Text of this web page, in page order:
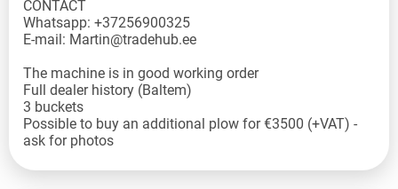
CONTACT
Whatsapp: +37256900325
E-mail: Martin@tradehub.ee
The machine is in good working order
Full dealer history (Baltem)
3 buckets
Possible to buy an additional plow for €3500 (+VAT) -
ask for photos